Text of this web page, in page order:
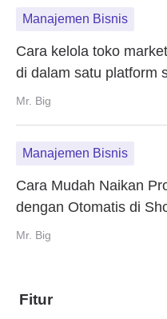
Manajemen Bisnis
Cara kelola toko
di dalam satu platform
Mr. Big
Manajemen Bisnis
Cara Mudah Naikan
dengan Otomatis di
Mr. Big
Fitur